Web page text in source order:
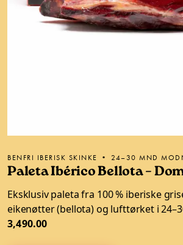
BENFRI IBERISK SKINKE • 24–30 MND
Paleta Ibérico Bellota –
Eksklusiv paleta fra 100 % iberiske
eikenøtter (bellota) og lufttørket i
3,490.00